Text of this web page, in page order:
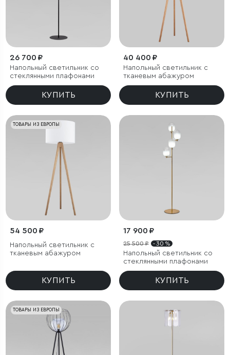
26 700 ₽
Напольный светильник со
стеклянными плафонами
КУПИТЬ
40 400 ₽
Напольный светильник с
тканевым абажуром
КУПИТЬ
ТОВАРЫ ИЗ ЕВРОПЫ
54 500 ₽
Напольный светильник с
тканевым абажуром
КУПИТЬ
17 900 ₽
25 500 ₽ - 30 %
Напольный светильник со
стеклянными плафонами
КУПИТЬ
ТОВАРЫ ИЗ ЕВРОПЫ